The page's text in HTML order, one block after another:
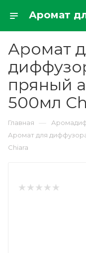
Аромат
пряный
500мл
Главная —
Аромат для
Chiara